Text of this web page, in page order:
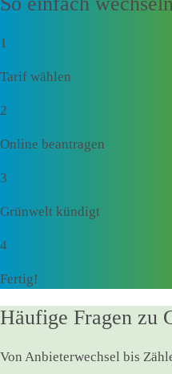
1
Tarif wählen
2
Online beantragen
3
Grünwelt kündigt
4
Fertig!
Häufige Fragen zu
Von Anbieterwechsel bis